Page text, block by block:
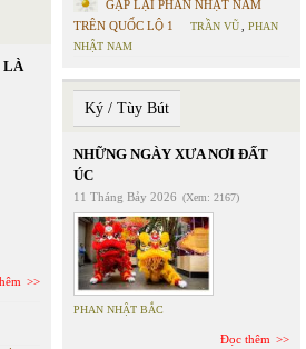
LÀ
GẶP LẠI PHAN NHẬT NAM
TRÊN QUỐC LỘ 1
TRẦN VŨ
PHAN
NHẬT NAM
Ký / Tùy Bút
NHỮNG NGÀY XƯA NƠI ĐẤT
ÚC
11 Tháng Bảy 2026 (Xem: 2167)
PHAN NHẬT BẮC
Đọc thêm